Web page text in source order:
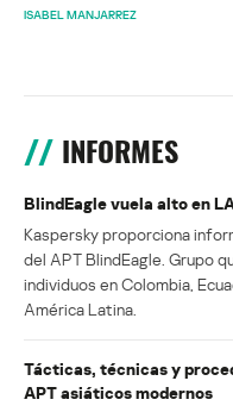
ISABEL MANJARREZ
INFORMES
BlindEagle vuela alto en
Kaspersky proporciona
del APT BlindEagle. Grupo
individuos en Colombia,
América Latina.
Tácticas, técnicas y
APT asiáticos modernos